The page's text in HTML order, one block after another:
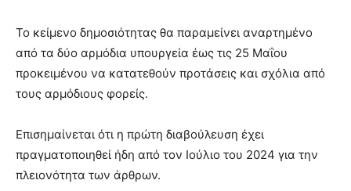
Το κείμενο δημοσιότητας θα παραμείνει αναρτημένο
από τα δύο αρμόδια υπουργεία έως τις 25 Μαΐου
προκειμένου να κατατεθούν προτάσεις και σχόλια από
τους αρμόδιους φορείς.
Επισημαίνεται ότι η πρώτη διαβούλευση έχει
πραγματοποιηθεί ήδη από τον Ιούλιο του 2024 για την
πλειονότητα των άρθρων.